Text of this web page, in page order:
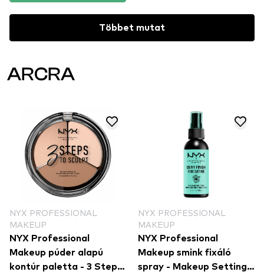
Többet mutat
ARCRA
NYX PROFESSIONAL
MAKEUP
NYX Professional
Makeup púder alapú
kontúr paletta - 3 Steps
NYX PROFESSIONAL
MAKEUP
NYX Professional
Makeup smink fixáló
spray - Makeup Setting